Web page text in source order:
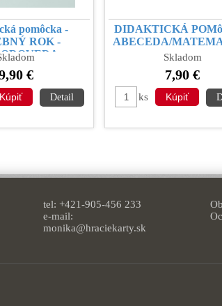
pomôcka -
ROK -
€
Detail
DIDAKTICKÁ
ABECEDA/
Skladom
7,90 €
ks
tel: +421-905-456 233
e-mail:
monika@hraciekarty.sk